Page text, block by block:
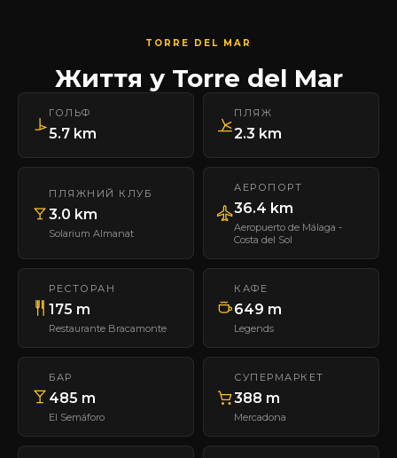
TORRE DEL MAR
Життя у Torre del Mar
ГОЛЬФ
5.7 km
ПЛЯЖ
2.3 km
ПЛЯЖНИЙ КЛУБ
3.0 km
Solarium Almanat
АЕРОПОРТ
36.4 km
Aeropuerto de Málaga -
Costa del Sol
РЕСТОРАН
175 m
Restaurante Bracamonte
КАФЕ
649 m
Legends
БАР
485 m
El Semáforo
СУПЕРМАРКЕТ
388 m
Mercadona